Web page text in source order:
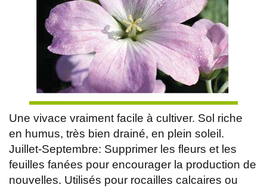
Une vivace vraiment facile à cultiver. Sol riche
en humus, très bien drainé, en plein soleil.
Juillet-Septembre: Supprimer les fleurs et les
feuilles fanées pour encourager la production de
nouvelles. Utilisés pour rocailles calcaires ou